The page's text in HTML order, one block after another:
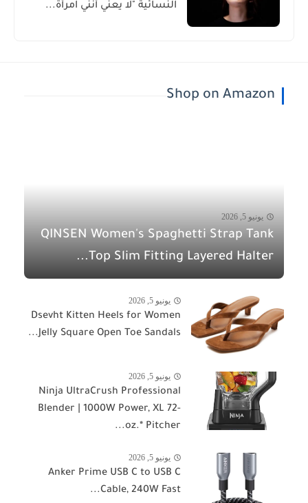
النسائية "لا يعني أنني امرأة...
Shop on Amazon
يونيو 5, 2026
QINSEN Women's Spaghetti Strap Tank
Top Slim Fitting Layered Halter...
يونيو 5, 2026
Dsevht Kitten Heels for Women
Jelly Square Open Toe Sandals...
يونيو 5, 2026
Ninja UltraCrush Professional
Blender | 1000W Power, XL 72-
oz.* Pitcher...
يونيو 5, 2026
Anker Prime USB C to USB C
Cable, 240W Fast...